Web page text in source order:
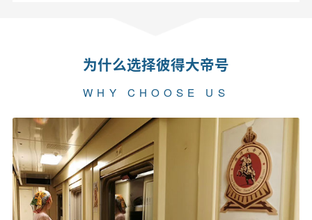
为什么选择彼得大帝号
WHY CHOOSE US